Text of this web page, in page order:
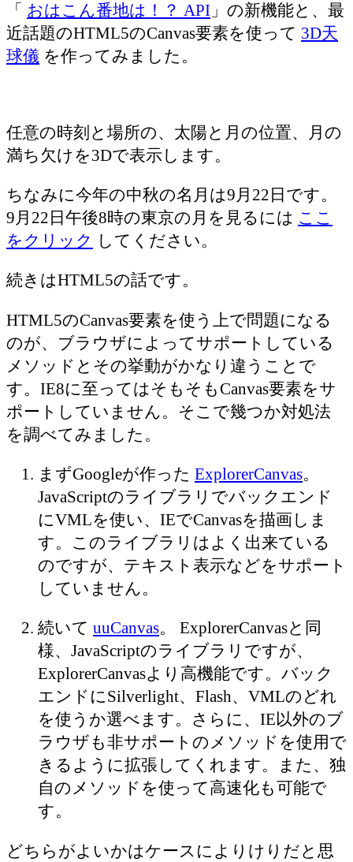
「 おはこん番地は！？ API 」の新機能と、最
近話題のHTML5のCanvas要素を使って 3D天
球儀 を作ってみました。
任意の時刻と場所の、太陽と月の位置、月の
満ち欠けを3Dで表示します。
ちなみに今年の中秋の名月は9月22日です。
9月22日午後8時の東京の月を見るには ここ
をクリック してください。
続きはHTML5の話です。
HTML5のCanvas要素を使う上で問題になる
のが、ブラウザによってサポートしている
メソッドとその挙動がかなり違うことで
す。IE8に至ってはそもそもCanvas要素をサ
ポートしていません。そこで幾つか対処法
を調べてみました。
まずGoogleが作った ExplorerCanvas。
JavaScriptのライブラリでバックエンド
にVMLを使い、IEでCanvasを描画しま
す。このライブラリはよく出来ている
のですが、テキスト表示などをサポート
していません。
続いて uuCanvas。 ExplorerCanvasと同
様、JavaScriptのライブラリですが、
ExplorerCanvasより高機能です。バック
エンドにSilverlight、Flash、VMLのどれ
を使うか選べます。さらに、IE以外のブ
ラウザも非サポートのメソッドを使用で
きるように拡張してくれます。また、独
自のメソッドを使って高速化も可能で
す。
どちらがよいかはケースによりけりだと思